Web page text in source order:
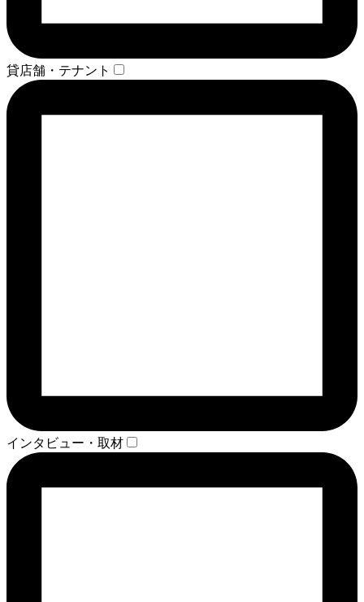
貸店舗・テナント
インタビュー・取材